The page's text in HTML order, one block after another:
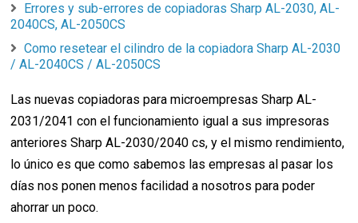
Errores y sub-errores de copiadoras Sharp AL-2030, AL-
2040CS, AL-2050CS
Como resetear el cilindro de la copiadora Sharp AL-2030
/ AL-2040CS / AL-2050CS
Las nuevas copiadoras para microempresas Sharp AL-
2031/2041 con el funcionamiento igual a sus impresoras
anteriores Sharp AL-2030/2040 cs, y el mismo rendimiento,
lo único es que como sabemos las empresas al pasar los
días nos ponen menos facilidad a nosotros para poder
ahorrar un poco.